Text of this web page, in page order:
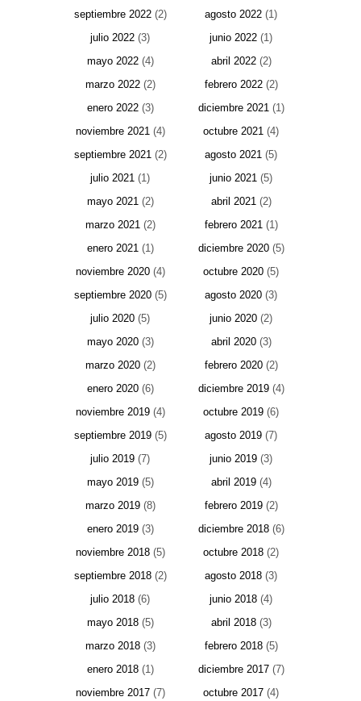
septiembre 2022(2) agosto 2022 (1)
julio 2022 (3) junio 2022 (1)
mayo 2022(4) abril 2022(2)
marzo 2022(2) febrero 2022(2)
enero 2022(3) diciembre 2021(1)
noviembre 2021(4) octubre 2021 (4)
septiembre 2021(2) agosto 2021 (5)
julio 2021 (1) junio 2021 (5)
mayo 2021(2) abril 2021(2)
marzo 2021(2) febrero 2021(1)
enero 2021(1) diciembre 2020(5)
noviembre 2020(4) octubre 2020 (5)
septiembre 2020(5) agosto 2020 (3)
julio 2020 (5) junio 2020 (2)
mayo 2020(3) abril 2020(3)
marzo 2020(2) febrero 2020(2)
enero 2020(6) diciembre 2019(4)
noviembre 2019(4) octubre 2019 (6)
septiembre 2019(5) agosto 2019 (7)
julio 2019 (7) junio 2019 (3)
mayo 2019(5) abril 2019(4)
marzo 2019(8) febrero 2019(2)
enero 2019(3) diciembre 2018(6)
noviembre 2018(5) octubre 2018 (2)
septiembre 2018(2) agosto 2018 (3)
julio 2018 (6) junio 2018 (4)
mayo 2018(5) abril 2018(3)
marzo 2018(3) febrero 2018(5)
enero 2018(1) diciembre 2017(7)
noviembre 2017(7) octubre 2017 (4)